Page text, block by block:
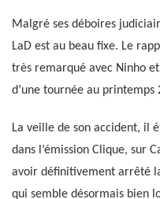
Malgré ses déboires
LaD est au beau fixe. Le
très remarqué avec Ninho
d’une tournée au printemps
La veille de son accident, il
dans l’émission Clique, sur
avoir définitivement arrêté
qui semble désormais bien